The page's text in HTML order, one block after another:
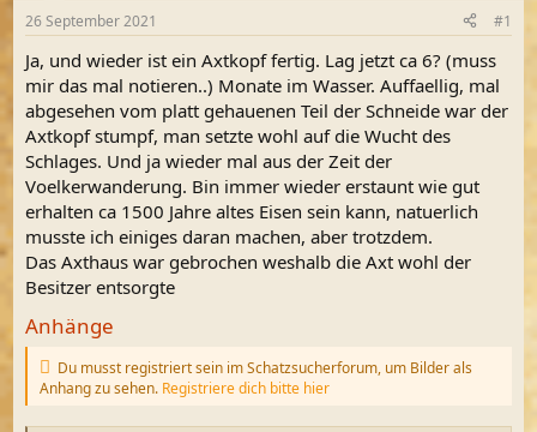
l
e
l
t
a
m
26 September 2021 #1
Ja, und wieder ist ein Axtkopf fertig. Lag jetzt ca 6? (muss
mir das mal notieren..) Monate im Wasser. Auffaellig, mal
abgesehen vom platt gehauenen Teil der Schneide war der
Axtkopf stumpf, man setzte wohl auf die Wucht des
Schlages. Und ja wieder mal aus der Zeit der
Voelkerwanderung. Bin immer wieder erstaunt wie gut
erhalten ca 1500 Jahre altes Eisen sein kann, natuerlich
musste ich einiges daran machen, aber trotzdem.
Das Axthaus war gebrochen weshalb die Axt wohl der
Besitzer entsorgte
Anhänge
Du musst registriert sein im Schatzsucherforum, um Bilder als
Anhang zu sehen. Registriere dich bitte hier